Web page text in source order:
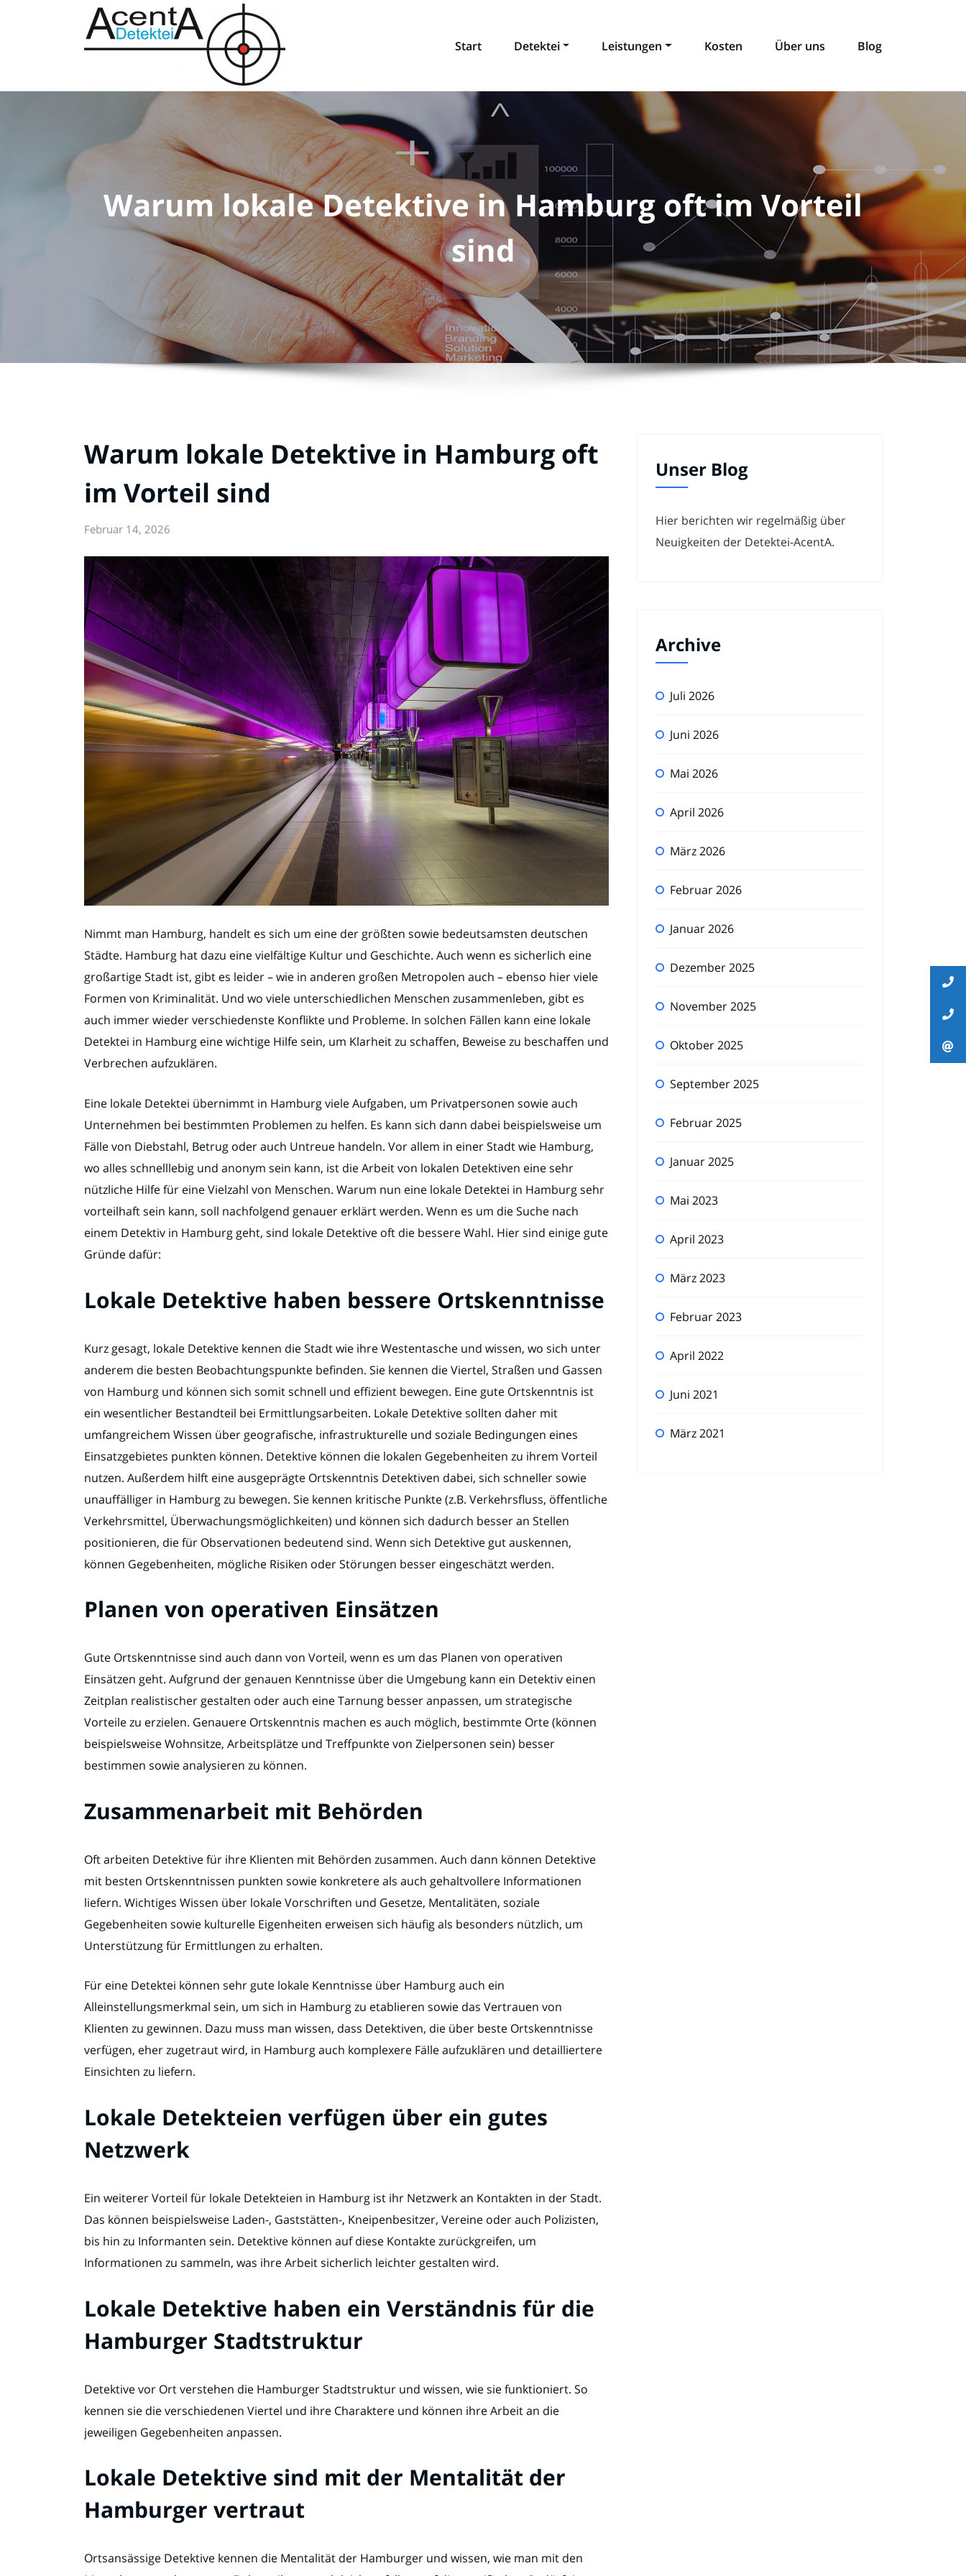
Start Detektei Leistungen Kosten Über uns Blog
Warum lokale Detektive in Hamburg oft im Vorteil
sind
Warum lokale Detektive in Hamburg oft
im Vorteil sind
Februar 14, 2026
Nimmt man Hamburg, handelt es sich um eine der größten sowie bedeutsamsten deutschen
Städte. Hamburg hat dazu eine vielfältige Kultur und Geschichte. Auch wenn es sicherlich eine
großartige Stadt ist, gibt es leider – wie in anderen großen Metropolen auch – ebenso hier viele
Formen von Kriminalität. Und wo viele unterschiedlichen Menschen zusammenleben, gibt es
auch immer wieder verschiedenste Konflikte und Probleme. In solchen Fällen kann eine lokale
Detektei in Hamburg eine wichtige Hilfe sein, um Klarheit zu schaffen, Beweise zu beschaffen und
Verbrechen aufzuklären.
Eine lokale Detektei übernimmt in Hamburg viele Aufgaben, um Privatpersonen sowie auch
Unternehmen bei bestimmten Problemen zu helfen. Es kann sich dann dabei beispielsweise um
Fälle von Diebstahl, Betrug oder auch Untreue handeln. Vor allem in einer Stadt wie Hamburg,
wo alles schnelllebig und anonym sein kann, ist die Arbeit von lokalen Detektiven eine sehr
nützliche Hilfe für eine Vielzahl von Menschen. Warum nun eine lokale Detektei in Hamburg sehr
vorteilhaft sein kann, soll nachfolgend genauer erklärt werden. Wenn es um die Suche nach
einem Detektiv in Hamburg geht, sind lokale Detektive oft die bessere Wahl. Hier sind einige gute
Gründe dafür:
Lokale Detektive haben bessere Ortskenntnisse
Kurz gesagt, lokale Detektive kennen die Stadt wie ihre Westentasche und wissen, wo sich unter
anderem die besten Beobachtungspunkte befinden. Sie kennen die Viertel, Straßen und Gassen
von Hamburg und können sich somit schnell und effizient bewegen. Eine gute Ortskenntnis ist
ein wesentlicher Bestandteil bei Ermittlungsarbeiten. Lokale Detektive sollten daher mit
umfangreichem Wissen über geografische, infrastrukturelle und soziale Bedingungen eines
Einsatzgebietes punkten können. Detektive können die lokalen Gegebenheiten zu ihrem Vorteil
nutzen. Außerdem hilft eine ausgeprägte Ortskenntnis Detektiven dabei, sich schneller sowie
unauffälliger in Hamburg zu bewegen. Sie kennen kritische Punkte (z.B. Verkehrsfluss, öffentliche
Verkehrsmittel, Überwachungsmöglichkeiten) und können sich dadurch besser an Stellen
positionieren, die für Observationen bedeutend sind. Wenn sich Detektive gut auskennen,
können Gegebenheiten, mögliche Risiken oder Störungen besser eingeschätzt werden.
Planen von operativen Einsätzen
Gute Ortskenntnisse sind auch dann von Vorteil, wenn es um das Planen von operativen
Einsätzen geht. Aufgrund der genauen Kenntnisse über die Umgebung kann ein Detektiv einen
Zeitplan realistischer gestalten oder auch eine Tarnung besser anpassen, um strategische
Vorteile zu erzielen. Genauere Ortskenntnis machen es auch möglich, bestimmte Orte (können
beispielsweise Wohnsitze, Arbeitsplätze und Treffpunkte von Zielpersonen sein) besser
bestimmen sowie analysieren zu können.
Zusammenarbeit mit Behörden
Oft arbeiten Detektive für ihre Klienten mit Behörden zusammen. Auch dann können Detektive
mit besten Ortskenntnissen punkten sowie konkretere als auch gehaltvollere Informationen
liefern. Wichtiges Wissen über lokale Vorschriften und Gesetze, Mentalitäten, soziale
Gegebenheiten sowie kulturelle Eigenheiten erweisen sich häufig als besonders nützlich, um
Unterstützung für Ermittlungen zu erhalten.
Für eine Detektei können sehr gute lokale Kenntnisse über Hamburg auch ein
Alleinstellungsmerkmal sein, um sich in Hamburg zu etablieren sowie das Vertrauen von
Klienten zu gewinnen. Dazu muss man wissen, dass Detektiven, die über beste Ortskenntnisse
verfügen, eher zugetraut wird, in Hamburg auch komplexere Fälle aufzuklären und detailliertere
Einsichten zu liefern.
Lokale Detekteien verfügen über ein gutes
Netzwerk
Ein weiterer Vorteil für lokale Detekteien in Hamburg ist ihr Netzwerk an Kontakten in der Stadt.
Das können beispielsweise Laden-, Gaststätten-, Kneipenbesitzer, Vereine oder auch Polizisten,
bis hin zu Informanten sein. Detektive können auf diese Kontakte zurückgreifen, um
Informationen zu sammeln, was ihre Arbeit sicherlich leichter gestalten wird.
Lokale Detektive haben ein Verständnis für die
Hamburger Stadtstruktur
Detektive vor Ort verstehen die Hamburger Stadtstruktur und wissen, wie sie funktioniert. So
kennen sie die verschiedenen Viertel und ihre Charaktere und können ihre Arbeit an die
jeweiligen Gegebenheiten anpassen.
Lokale Detektive sind mit der Mentalität der
Hamburger vertraut
Ortsansässige Detektive kennen die Mentalität der Hamburger und wissen, wie man mit den
Unser Blog
Hier berichten wir regelmäßig über
Neuigkeiten der Detektei-AcentA.
Archive
Juli 2026
Juni 2026
Mai 2026
April 2026
März 2026
Februar 2026
Januar 2026
Dezember 2025
November 2025
Oktober 2025
September 2025
Februar 2025
Januar 2025
Mai 2023
April 2023
März 2023
Februar 2023
April 2022
Juni 2021
März 2021